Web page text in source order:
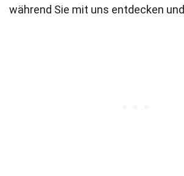
während Sie mit uns entdecken